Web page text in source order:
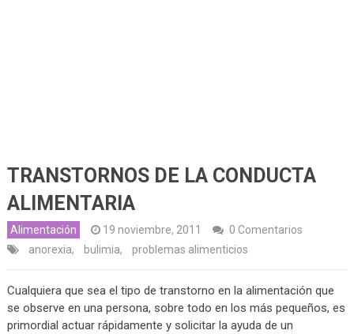
TRANSTORNOS DE LA CONDUCTA
ALIMENTARIA
Alimentación 19 noviembre, 2011
0 Comentarios
anorexia, bulimia, problemas alimenticios
Cualquiera que sea el tipo de transtorno en la alimentación que
se observe en una persona, sobre todo en los más pequeños, es
primordial actuar rápidamente y solicitar la ayuda de un